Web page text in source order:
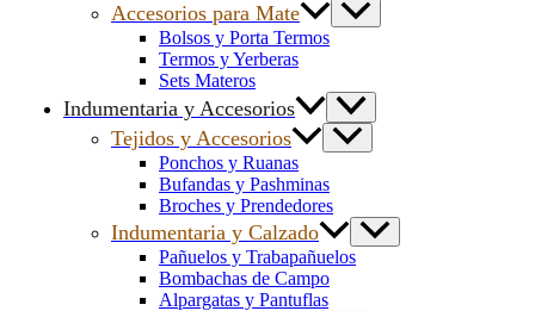
Accesorios para Mate
Bolsos y Porta Termos
Termos y Yerberas
Sets Materos
Indumentaria y Accesorios
Tejidos y Accesorios
Ponchos y Ruanas
Bufandas y Pashminas
Broches y Prendedores
Indumentaria y Calzado
Pañuelos y Trabapañuelos
Bombachas de Campo
Alpargatas y Pantuflas